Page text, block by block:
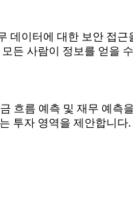
데이터에 대한 보안 접근
든 사람이 정보를 얻을
흐름 예측 및 재무 예측
투자 영역을 제안합니다.